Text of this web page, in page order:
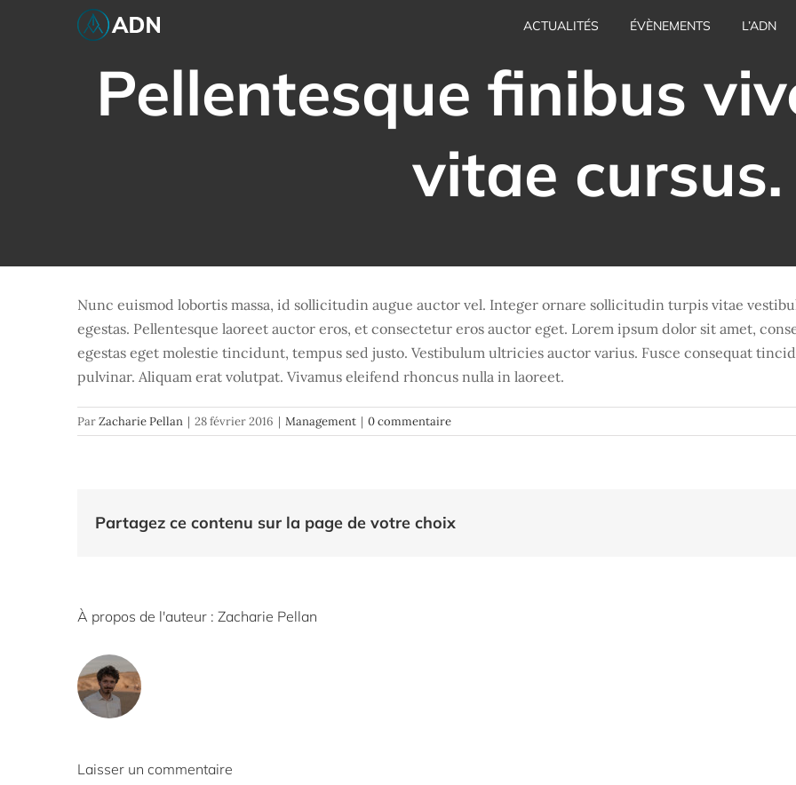
ACTUALITÉS ÉVÈNEMENTS L’ADN
Pellentesque finibus
vitae cursus.
Nunc euismod lobortis massa, id sollicitudin augue auctor vel. Integer ornare sollicitudin turpis vitae
egestas. Pellentesque laoreet auctor eros, et consectetur eros auctor eget. Lorem ipsum dolor sit amet,
egestas eget molestie tincidunt, tempus sed justo. Vestibulum ultricies auctor varius. Fusce consequat
pulvinar. Aliquam erat volutpat. Vivamus eleifend rhoncus nulla in laoreet.
ParZacharie Pellan | 28 février 2016 | Management | 0 commentaire
Partagez ce contenu sur la page de votre choix
À propos de l'auteur : Zacharie Pellan
Laisser un commentaire